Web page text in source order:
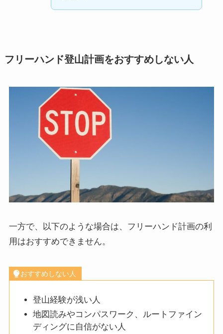
フリーハンド登山計画をおすすめしない人
一方で、以下のような場合は、フリーハンド計画の利
用はおすすめできません。
おすすめしない人
登山経験が浅い人
地図読みやコンパスワーク、ルートファイン
ディングに自信がない人